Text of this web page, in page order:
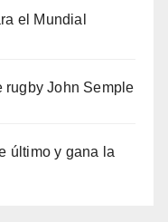
el Mundial
rugby John Semple
último y gana la